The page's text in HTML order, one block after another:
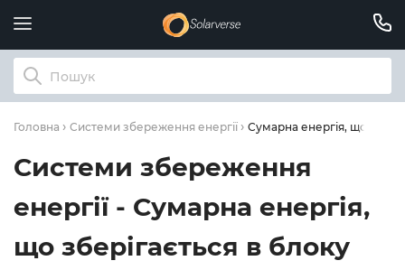
Головна Системи збереження енергії Сумарна енергія, що
Системи збереження
енергії - Сумарна енергія,
що зберігається в блоку